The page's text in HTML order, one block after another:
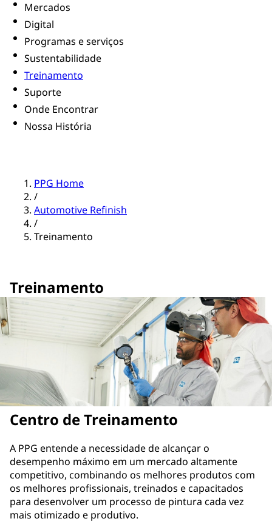
Mercados
Digital
Programas e serviços
Sustentabilidade
Treinamento
Suporte
Onde Encontrar
Nossa História
PPG Home
/
Automotive Refinish
/
Treinamento
Treinamento
Centro de Treinamento
A PPG entende a necessidade de alcançar o
desempenho máximo em um mercado altamente
competitivo, combinando os melhores produtos com
os melhores profissionais, treinados e capacitados
para desenvolver um processo de pintura cada vez
mais otimizado e produtivo.